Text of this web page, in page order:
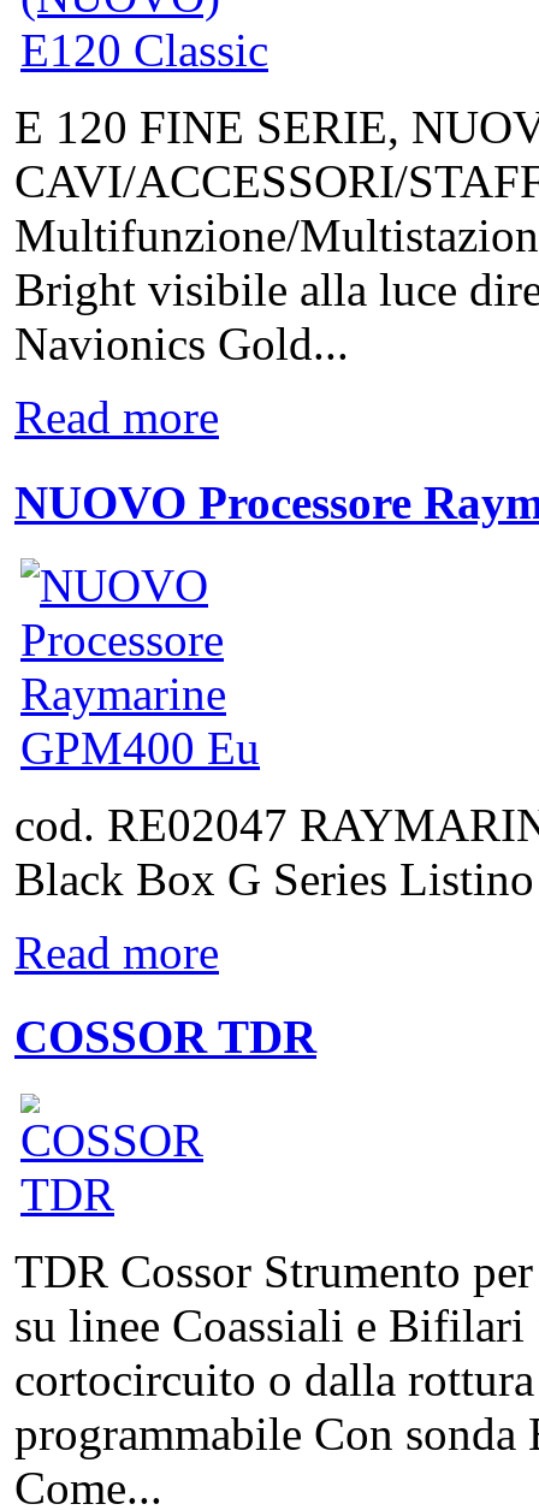
E 120 FINE SERIE,
CAVI/ACCESSORI/
Multifunzione/
Bright visibile alla luce
Navionics Gold...
Read more
NUOVO Processore
cod. RE02047
Black Box G Series
Read more
COSSOR TDR
TDR Cossor Strumento
su linee Coassiali e
cortocircuito o dalla
programmabile Con
Come...